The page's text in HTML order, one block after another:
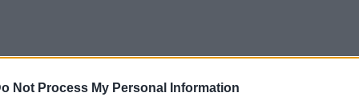
Not Process My Personal Information
υπέροχες ιδέες διακόσμησης και
όπως τις συναντήσαμε σε κορυφαία